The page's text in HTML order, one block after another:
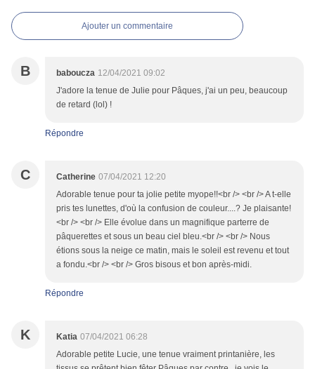
Ajouter un commentaire
B baboucza 12/04/2021 09:02
J'adore la tenue de Julie pour Pâques, j'ai un peu, beaucoup
de retard (lol) !
Répondre
C Catherine 07/04/2021 12:20
Adorable tenue pour ta jolie petite myope!!<br /> <br /> A t-elle
pris tes lunettes, d'où la confusion de couleur....? Je plaisante!
<br /> <br /> Elle évolue dans un magnifique parterre de
pâquerettes et sous un beau ciel bleu.<br /> <br /> Nous
étions sous la neige ce matin, mais le soleil est revenu et tout
a fondu.<br /> <br /> Gros bisous et bon après-midi.
Répondre
K Katia 07/04/2021 06:28
Adorable petite Lucie, une tenue vraiment printanière, les